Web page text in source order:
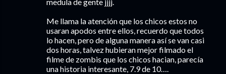
Me llama la atención que los chicos estos no
usaran apodos entre ellos, recuerdo que todos
lo hacen, pero de alguna manera así se van casi
dos horas, talvez hubieran mejor filmado el
filme de zombis que los chicos hacian, parecía
una historia interesante, 7.9 de 10….